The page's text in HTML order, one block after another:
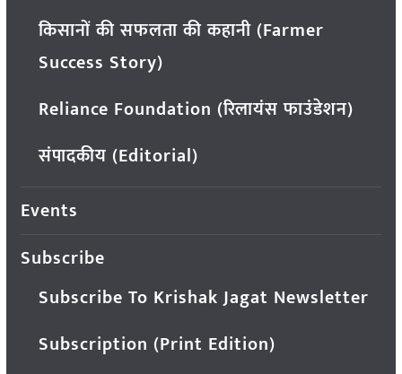
किसानों की सफलता की कहानी (Farmer
Success Story)
Reliance Foundation (रिलायंस फाउंडेशन)
संपादकीय (Editorial)
Events
Subscribe
Subscribe To Krishak Jagat Newsletter
Subscription (Print Edition)